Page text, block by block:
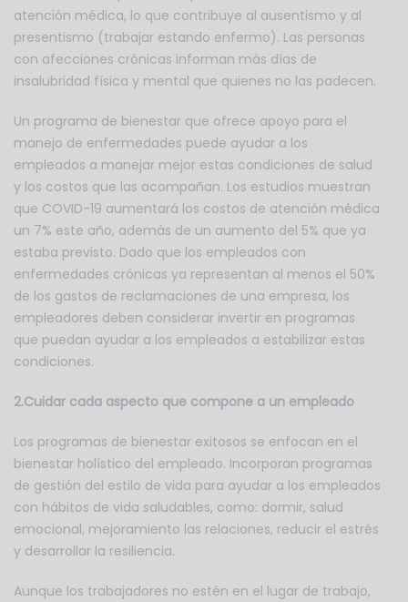
atención médica, lo que contribuye al ausentismo y al
presentismo (trabajar estando enfermo). Las personas
con afecciones crónicas informan más días de
insalubridad física y mental que quienes no las padecen.
Un programa de bienestar que ofrece apoyo para el
manejo de enfermedades puede ayudar a los
empleados a manejar mejor estas condiciones de salud
y los costos que las acompañan. Los estudios muestran
que COVID-19 aumentará los costos de atención médica
un 7% este año, además de un aumento del 5% que ya
estaba previsto. Dado que los empleados con
enfermedades crónicas ya representan al menos el 50%
de los gastos de reclamaciones de una empresa, los
empleadores deben considerar invertir en programas
que puedan ayudar a los empleados a estabilizar estas
condiciones.
2.Cuidar cada aspecto que compone a un empleado
Los programas de bienestar exitosos se enfocan en el
bienestar holístico del empleado. Incorporan programas
de gestión del estilo de vida para ayudar a los empleados
con hábitos de vida saludables, como: dormir, salud
emocional, mejoramiento las relaciones, reducir el estrés
y desarrollar la resiliencia.
Aunque los trabajadores no estén en el lugar de trabajo,